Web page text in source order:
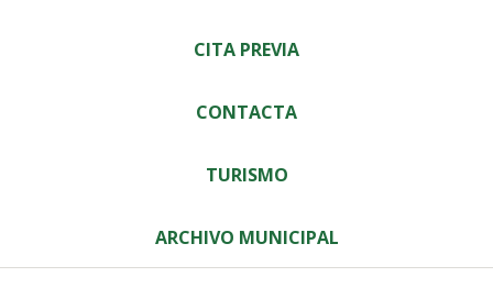
CITA PREVIA
CONTACTA
TURISMO
ARCHIVO MUNICIPAL